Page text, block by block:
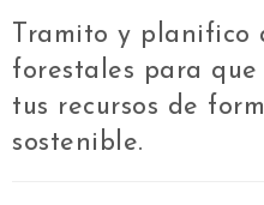
Tramito y planifico
forestales para
tus recursos de
sostenible.